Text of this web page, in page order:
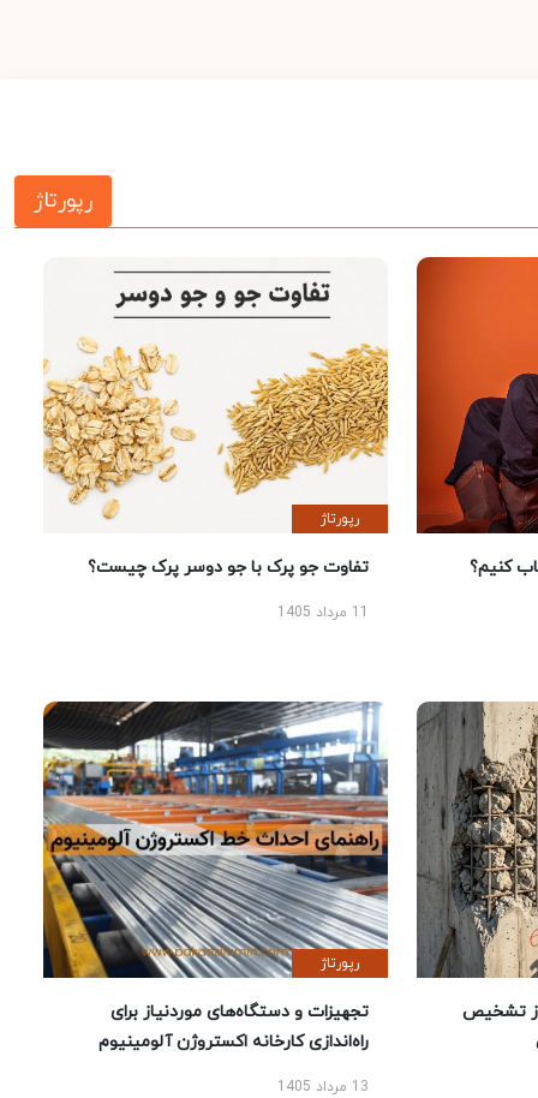
رپورتاژ
کنیم؟
رپورتاژ
تفاوت جو پرک با جو دوسر پرک چیست؟
تشخیص
رپورتاژ
تجهیزات و دستگاه‌های موردنیاز برای
راه‌اندازی کارخانه اکستروژن آلومینیوم
13 مرداد 1405